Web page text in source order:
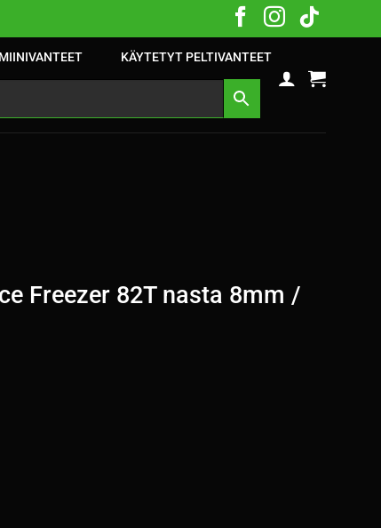
KÄYTETYT PELTIVANTEET
Freezer 82T nasta 8mm /